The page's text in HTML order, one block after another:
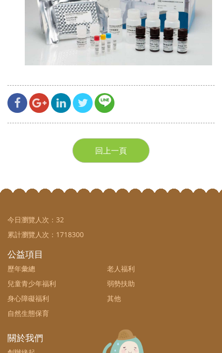
回上一頁
今日瀏覽人次： 32
累計瀏覽人次： 1718300
公益項目
歷年彙總
老人福利
兒童青少年福利
弱勢扶助
身心障礙福利
其他
自然生態保育
關於我們